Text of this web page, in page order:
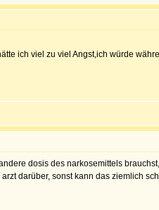
ich viel zu viel Angst,ich würde
dosis des narkosemittels
darüber, sonst kann das ziemlich